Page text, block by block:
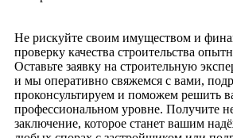
Не рискуйте своим имуществом и
проверку качества строительства
Оставьте заявку на строительную
и мы оперативно свяжемся с вами,
проконсультируем и поможем решить
профессиональном уровне. Получите
заключение, которое станет вашим